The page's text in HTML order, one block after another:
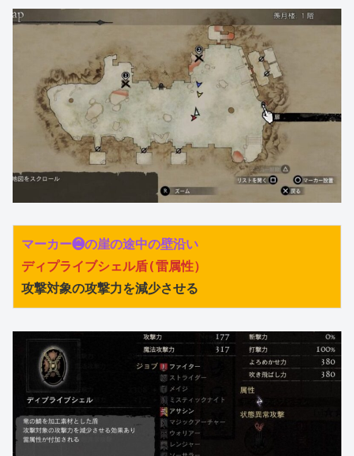
マーカー❷の崖の途中の壁沿い
ディプライブシェル盾(雷属性）
攻撃対象の攻撃力を減少させる